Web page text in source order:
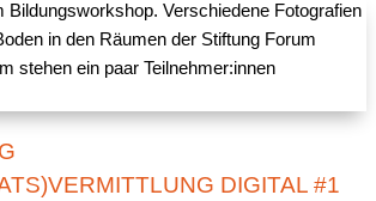
DIGITAL #1